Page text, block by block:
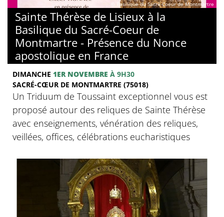
© Basilique du Sacré-Coeur de Montmartre
Sainte Thérèse de Lisieux à la
Basilique du Sacré-Coeur de
Montmartre - Présence du Nonce
apostolique en France
DIMANCHE 1ER NOVEMBRE À 9H30
SACRÉ-CŒUR DE MONTMARTRE (75018)
Un Triduum de Toussaint exceptionnel vous est
proposé autour des reliques de Sainte Thérèse
avec enseignements, vénération des reliques,
veillées, offices, célébrations eucharistiques